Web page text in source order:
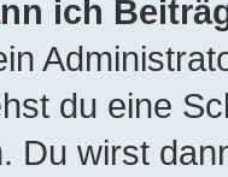
ich
du eine
Du wirst